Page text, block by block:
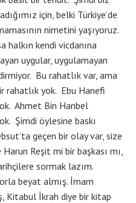
için, belki Türkiye’de
nimetini yaşıyoruz.
halkın kendi vicdanına
uygular, uygulamayan
Bu rahatlık var, ama
rahatlık yok. Ebu Hanefi
Ahmet Bin Hanbel
Şimdi öylesine baskı
geçen bir olay var, size
Reşit mi bir başkası mı,
sormak lazım.
beyat almış. İmam
Kitabul İkrah diye bir kitap